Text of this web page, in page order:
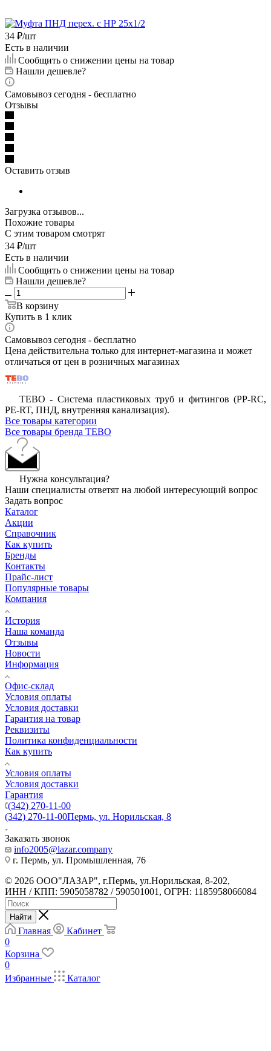
34 ₽/шт
Есть в наличии
Сообщить о снижении цены на товар
Нашли дешевле?
Самовывоз сегодня - бесплатно
Отзывы
Оставить отзыв
Загрузка отзывов...
Похожие товары
С этим товаром смотрят
34 ₽/шт
Есть в наличии
Сообщить о снижении цены на товар
Нашли дешевле?
В корзину
Купить в 1 клик
Самовывоз сегодня - бесплатно
Цена действительна только для интернет-магазина и может
отличаться от цен в розничных магазинах
ТЕВО - Система пластиковых труб и фитингов (PP-RC,
PE-RT, ПНД, внутренняя канализация).
Все товары категории
Все товары бренда TEBO
Нужна консультация?
Наши специалисты ответят на любой интересующий вопрос
Задать вопрос
Каталог
Акции
Справочник
Как купить
Бренды
Контакты
Прайс-лист
Популярные товары
Компания
История
Наша команда
Отзывы
Новости
Информация
Офис-склад
Условия оплаты
Условия доставки
Гарантия на товар
Реквизиты
Политика конфиденциальности
Как купить
Условия оплаты
Условия доставки
Гарантия
(342) 270-11-00
(342) 270-11-00Пермь, ул. Норильская, 8
Заказать звонок
info2005@lazar.company
г. Пермь, ул. Промышленная, 76
© 2026 ООО"ЛАЗАР", г.Пермь, ул.Норильская, 8-202,
ИНН / КПП: 5905058782 / 590501001, ОГРН: 1185958066084
Найти
Главная
Кабинет
0
Корзина
0
Избранные
Каталог